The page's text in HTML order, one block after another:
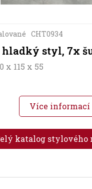
CHT0934
hladký styl, 7x
x 115 x 55
Více informací
katalog stylového